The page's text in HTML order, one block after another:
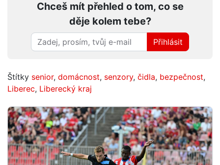
Chceš mít přehled o tom, co se
děje kolem tebe?
Přihlásit
Štítky senior, domácnost, senzory, čidla, bezpečnost,
Liberec, Liberecký kraj